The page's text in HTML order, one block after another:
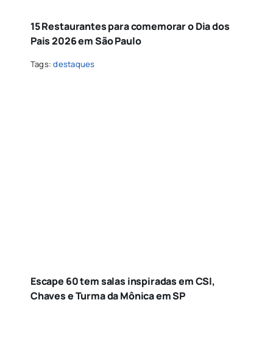
15 Restaurantes para comemorar o Dia dos
Pais 2026 em São Paulo
Tags:destaques
Escape 60 tem salas inspiradas em CSI,
Chaves e Turma da Mônica em SP